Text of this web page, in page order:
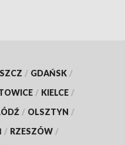
/ GDAŃSK /
/ KIELCE /
/ OLSZTYN /
/ RZESZÓW /